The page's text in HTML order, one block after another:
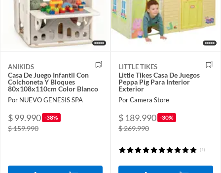
ANIKIDS
Casa De Juego Infantil Con
Colchoneta Y Bloques
80x108x110cm Color Blanco
Por NUEVO GENESIS SPA
$ 99.990 -38%
$ 159.990
LITTLE TIKES
Little Tikes Casa De Juegos
Peppa Pig Para Interior
Exterior
Por Camera Store
$ 189.990 -30%
$ 269.990
(1)